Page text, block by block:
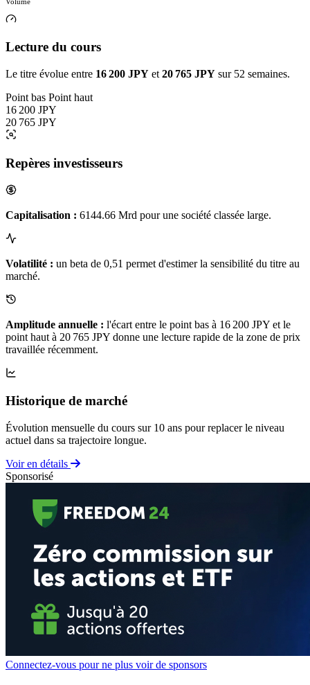
Lecture du cours
Le titre évolue entre 16 200 JPY et 20 765 JPY sur 52 semaines.
Point bas Point haut
16 200 JPY
20 765 JPY
Repères investisseurs
Capitalisation : 6144.66 Mrd pour une société classée large.
Volatilité : un beta de 0,51 permet d'estimer la sensibilité du titre au
marché.
Amplitude annuelle : l'écart entre le point bas à 16 200 JPY et le
point haut à 20 765 JPY donne une lecture rapide de la zone de prix
travaillée récemment.
Historique de marché
Évolution mensuelle du cours sur 10 ans pour replacer le niveau
actuel dans sa trajectoire longue.
Voir en détails
Sponsorisé
Connectez-vous pour ne plus voir de sponsors